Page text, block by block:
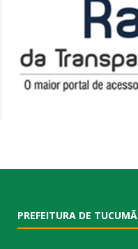
PREFEITURA DE TUCUMÃ